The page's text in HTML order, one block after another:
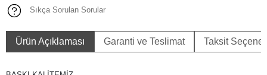
Sıkça Sorulan Sorular
Ürün Açıklaması Garanti ve Teslimat Taksit